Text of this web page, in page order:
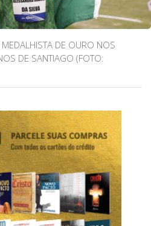
DE OURO NOS
DE SANTIAGO (FOTO: